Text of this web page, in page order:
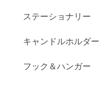
ステーショナリー
キャンドルホルダー
フック＆ハンガー